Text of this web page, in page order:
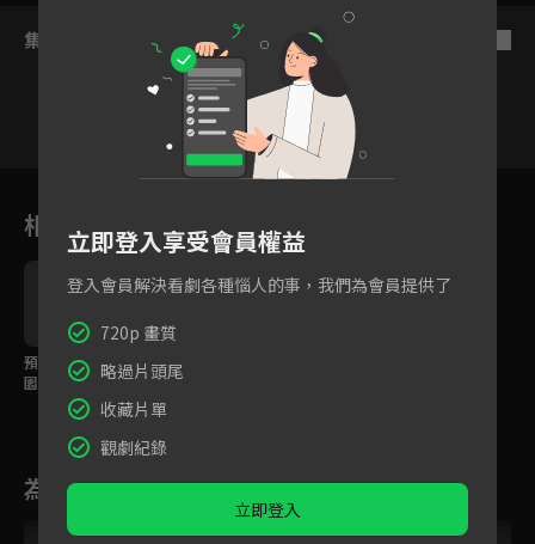
集數列表
14 15 16
相關花絮
預告：頂流明星遇上校
園學霸，今夏甜度超標
的校園愛戀即將展開
為您推薦
立即登入享受會員權益
登入會員解決看劇各種惱人的事，我們為會員提供了
720p 畫質
略過片頭尾
收藏片單
觀劇紀錄
立即登入